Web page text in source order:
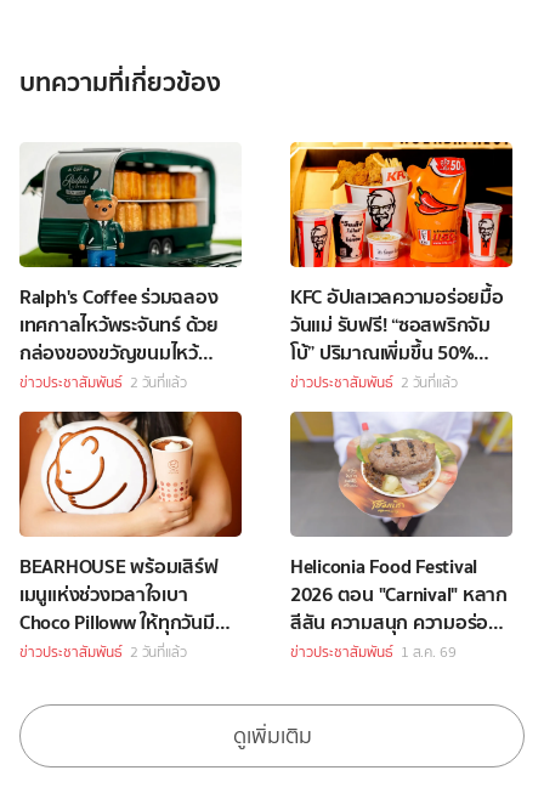
บทความที่เกี่ยวข้อง
Ralph's Coffee ร่วมฉลอง
เทศกาลไหว้พระจันทร์ ด้วย
กล่องของขวัญขนมไหว้
พระจันทร์สุดพิเศษ
ข่าวประชาสัมพันธ์ 2 วันที่แล้ว
KFC อัปเลเวลความอร่อยมื้อ
วันแม่ รับฟรี! “ซอสพริกจัม
โบ้” ปริมาณเพิ่มขึ้น 50%
เพียงซื้อชุดบักเก็ตที่ร่วม
รายการราคา 349 บาทขึ้นไป
ข่าวประชาสัมพันธ์ 2 วันที่แล้ว
BEARHOUSE พร้อมเสิร์ฟ
เมนูแห่งช่วงเวลาใจเบา
Choco Pilloww ให้ทุกวันมี
“Soft Moment”
ข่าวประชาสัมพันธ์ 2 วันที่แล้ว
Heliconia Food Festival
2026 ตอน "Carnival" หลาก
สีสัน ความสนุก ความอร่อย
Celebrity Chef กว่า 70 ชีวิต
ข่าวประชาสัมพันธ์ 1 ส.ค. 69
ดูเพิ่มเติม